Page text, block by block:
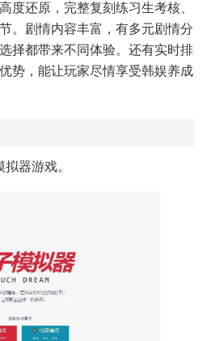
度还原，完整复刻练习生考核、
。剧情内容丰富，有多元剧情分
择都带来不同体验。还有实时排
势，能让玩家尽情享受韩娱养成
器游戏。